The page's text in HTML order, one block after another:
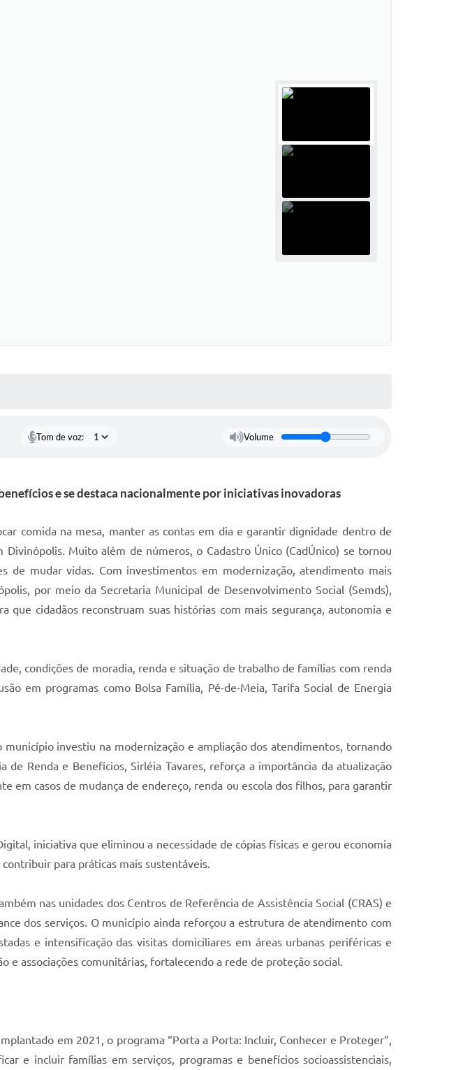
Tom de voz: Volume
e se destaca nacionalmente por iniciativas inovadoras
comida na mesa, manter as contas em dia e garantir dignidade dentro de
Muito além de números, o Cadastro Único (CadÚnico) se tornou
de mudar vidas. Com investimentos em modernização, atendimento mais
por meio da Secretaria Municipal de Desenvolvimento Social (Semds),
cidadãos reconstruam suas histórias com mais segurança, autonomia e
condições de moradia, renda e situação de trabalho de famílias com renda
em programas como Bolsa Família, Pé-de-Meia, Tarifa Social de Energia
investiu na modernização e ampliação dos atendimentos, tornando
Renda e Benefícios, Sirléia Tavares, reforça a importância da atualização
em casos de mudança de endereço, renda ou escola dos filhos, para garantir
iniciativa que eliminou a necessidade de cópias físicas e gerou economia
para práticas mais sustentáveis.
nas unidades dos Centros de Referência de Assistência Social (CRAS) e
dos serviços. O município ainda reforçou a estrutura de atendimento com
e intensificação das visitas domiciliares em áreas urbanas periféricas e
e associações comunitárias, fortalecendo a rede de proteção social.
em 2021, o programa “Porta a Porta: Incluir, Conhecer e Proteger”,
e incluir famílias em serviços, programas e benefícios socioassistenciais,